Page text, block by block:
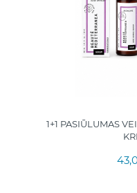
1+1 PASIŪLUMAS